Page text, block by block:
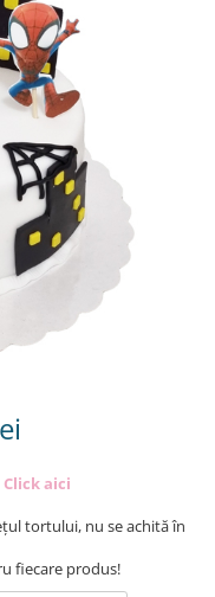
Click aici
tortului, nu se achită în
fiecare produs!